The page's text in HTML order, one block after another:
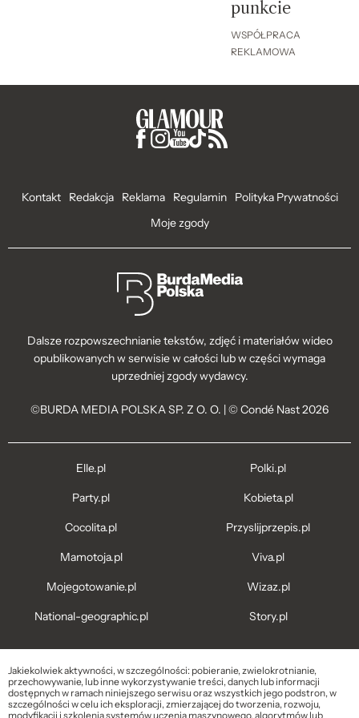
punkcie
WSPÓŁPRACA
REKLAMOWA
Kontakt Redakcja Reklama Regulamin
Polityka Prywatności
Moje zgody
Dalsze rozpowszechnianie tekstów, zdjęć i materiałów wideo
opublikowanych w serwisie w całości lub w części wymaga
uprzedniej zgody wydawcy.
©BURDA MEDIA POLSKA SP. Z O. O. | © Condé Nast 2026
Elle.pl
Party.pl
Cocolita.pl
Mamotoja.pl
Mojegotowanie.pl
National-geographic.pl
Polki.pl
Kobieta.pl
Przyslijprzepis.pl
Viva.pl
Wizaz.pl
Story.pl
Jakiekolwiek aktywności, w szczególności: pobieranie, zwielokrotnianie,
przechowywanie, lub inne wykorzystywanie treści, danych lub informacji
dostępnych w ramach niniejszego serwisu oraz wszystkich jego podstron, w
szczególności w celu ich eksploracji, zmierzającej do tworzenia, rozwoju,